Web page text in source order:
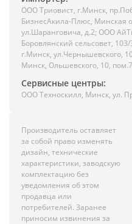
ООО Триовист, г.Минск,
БизнесАкила-Плюс, Минская
ул.Шаранговича, д.2; ООО
Боровлянский сельсовет,
г.Минск, ул.Чернышевского,
Минск, Ольшевского, 10,
Сервисные центры:
ООО Техноскилл, Минск, ул.
Производитель оставляет
за собой право изменять
дизайн, технические
характеристики, заводскую
комплектацию без
уведомления об этом
продавца или
потребителей. Заранее
приносим извинения за